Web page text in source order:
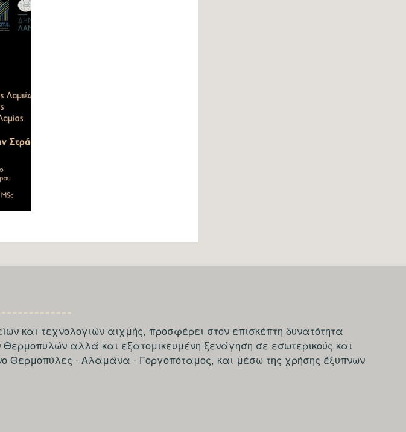
και τεχνολογιών αιχμής, προσφέρει στον επισκέπτη δυνατότητα
Θερμοπυλών αλλά και εξατομικευμένη ξενάγηση σε εσωτερικούς και
Θερμοπύλες - Αλαμάνα - Γοργοπόταμος, και μέσω της χρήσης έξυπνων